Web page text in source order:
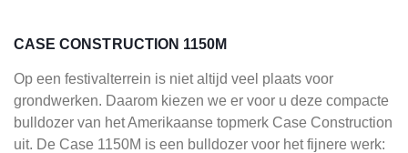
CASE CONSTRUCTION 1150M
Op een festivalterrein is niet altijd veel plaats voor
grondwerken. Daarom kiezen we er voor u deze compacte
bulldozer van het Amerikaanse topmerk Case Construction
uit. De Case 1150M is een bulldozer voor het fijnere werk: